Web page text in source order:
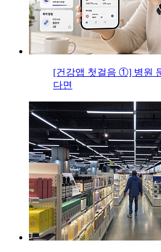
[건강앱 첫걸음 ①] 병원
다면